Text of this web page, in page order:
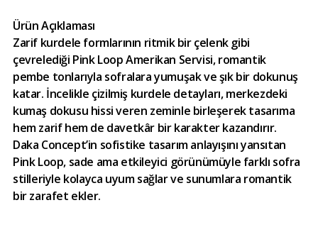
Ürün Açıklaması
Zarif kurdele formlarının ritmik bir çelenk gibi
çevrelediği Pink Loop Amerikan Servisi, romantik
pembe tonlarıyla sofralara yumuşak ve şık bir dokunuş
katar. İncelikle çizilmiş kurdele detayları, merkezdeki
kumaş dokusu hissi veren zeminle birleşerek tasarıma
hem zarif hem de davetkâr bir karakter kazandırır.
Daka Concept’in sofistike tasarım anlayışını yansıtan
Pink Loop, sade ama etkileyici görünümüyle farklı sofra
stilleriyle kolayca uyum sağlar ve sunumlara romantik
bir zarafet ekler.